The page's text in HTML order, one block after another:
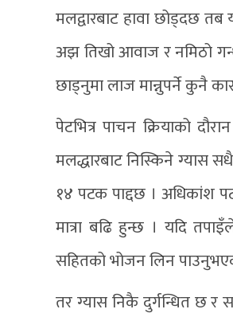
मलद्वारबाट हावा छोड्दछ
अझ तिखो आवाज र नमिठो
छाड्नुमा लाज मान्नुपर्ने कुनै
पेटभित्र पाचन क्रियाको
मलद्धारबाट निस्किने ग्यास
१४ पटक पाद्दछ । अधिकांश
मात्रा बढि हुन्छ । यदि
सहितको भोजन लिन
तर ग्यास निकै दुर्गन्धित छ